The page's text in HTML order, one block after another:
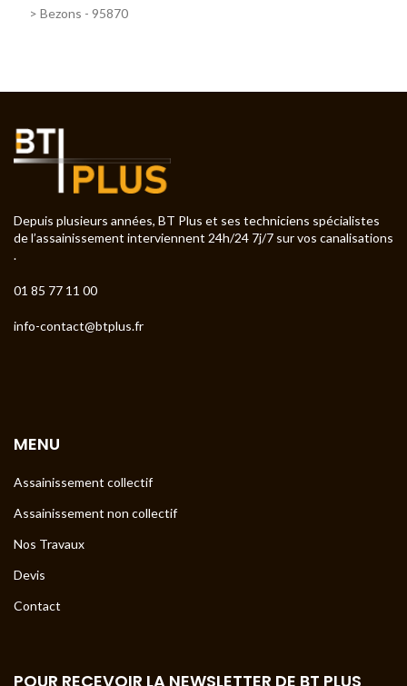
> Bezons - 95870
Depuis plusieurs années, BT Plus et ses techniciens spécialistes
de l’assainissement interviennent 24h/24 7j/7 sur vos canalisations
.
01 85 77 11 00
info-contact@btplus.fr
MENU
Assainissement collectif
Assainissement non collectif
Nos Travaux
Devis
Contact
POUR RECEVOIR LA NEWSLETTER DE BT PLUS